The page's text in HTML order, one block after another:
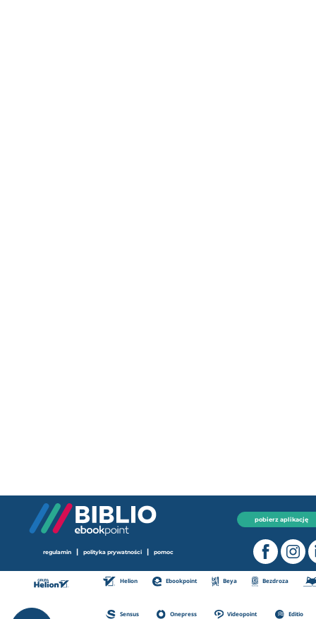
pobierz aplikację
regulamin | polityka prywatności | pomoc
Helion Ebookpoint Beya Bezdroza
Sensus Onepress Videopoint Editio